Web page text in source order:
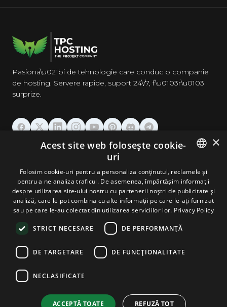
Pasiona\u021bi de tehnologie care conduc o companie
de hosting. Servere rapide, suport 24\/7, f\u0103r\u0103
surprize.
GĂZDUIRE
DOMENII & EMAIL
UNELTE & SECURITATE
COMPANIE
Terms and Conditions
ENGLISH
GERMAN
ROMANIAN
×
Acest site web folosește cookie-
uri
Folosim cookie-uri pentru a personaliza conținutul, reclamele și
pentru a ne analiza traficul. De asemenea, împărtășim informații
despre utilizarea site-ului nostru cu partenerii noștri de publicitate și
analiză, care le pot combina cu alte informații pe care le-ați furnizat
sau pe care le-au colectat din utilizarea serviciilor lor. Privacy Policy
STRICT NECESARE DE PERFORMANȚĂ
DE TARGETARE DE FUNCŢIONALITATE
NECLASIFICATE
ACCEPTĂ TOATE REFUZĂ TOT